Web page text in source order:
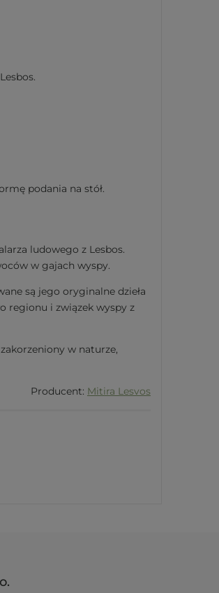
podania na stół.
ludowego z Lesbos.
w gajach wyspy.
są jego oryginalne dzieła
regionu i związek wyspy z
w naturze,
Producent: Mitira Lesvos